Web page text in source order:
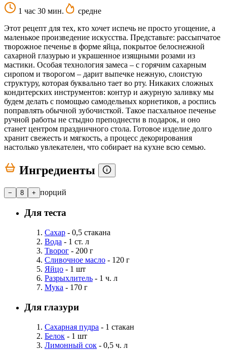
1 час 30 мин.
средне
Этот рецепт для тех, кто хочет испечь не просто угощение, а
маленькое произведение искусства. Представьте: рассыпчатое
творожное печенье в форме яйца, покрытое белоснежной
сахарной глазурью и украшенное изящными розами из
мастики. Особая технология замеса – с горячим сахарным
сиропом и творогом – дарит выпечке нежную, слоистую
структуру, которая буквально тает во рту. Никаких сложных
кондитерских инструментов: контур и ажурную заливку мы
будем делать с помощью самодельных корнетиков, а роспись
поправлять обычной зубочисткой. Такое пасхальное печенье
ручной работы не стыдно преподнести в подарок, и оно
станет центром праздничного стола. Готовое изделие долго
хранит свежесть и мягкость, а процесс декорирования
настолько увлекателен, что собирает на кухне всю семью.
Ингредиенты
− 8 + порций
Для теста
Сахар - 0,5 стакана
Вода - 1 ст. л
Творог - 200 г
Сливочное масло - 120 г
Яйцо - 1 шт
Разрыхлитель - 1 ч. л
Мука - 170 г
Для глазури
Сахарная пудра - 1 стакан
Белок - 1 шт
Лимонный сок - 0,5 ч. л